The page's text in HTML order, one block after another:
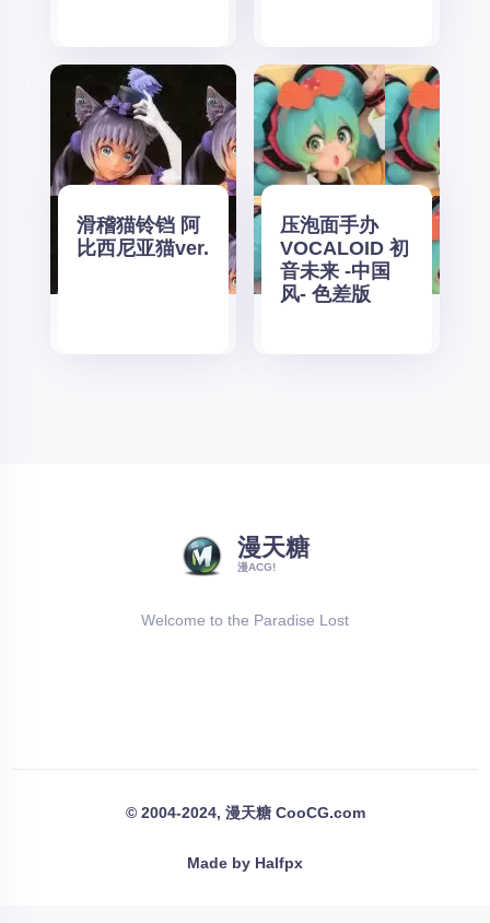
滑稽猫铃铛 阿
比西尼亚猫ver.
压泡面手办
VOCALOID 初
音未来 -中国
风- 色差版
漫天糖
漫ACG!
Welcome to the Paradise Lost
© 2004-2024, 漫天糖 CooCG.com
Made by Halfpx